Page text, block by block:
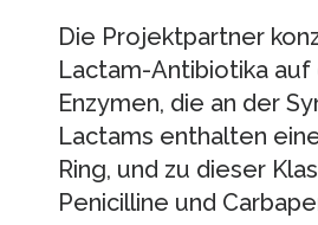
Die Projektpartner
Lactam-Antibiotika auf
Enzymen, die an der
Lactams enthalten
Ring, und zu dieser
Penicilline und